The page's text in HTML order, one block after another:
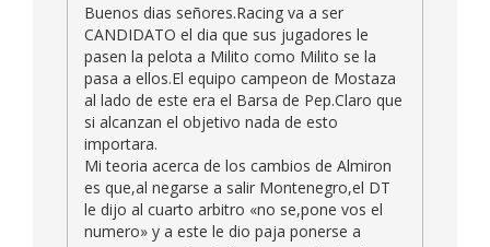
Buenos dias señores.Racing va a ser
CANDIDATO el dia que sus jugadores le
pasen la pelota a Milito como Milito se la
pasa a ellos.El equipo campeon de Mostaza
al lado de este era el Barsa de Pep.Claro que
si alcanzan el objetivo nada de esto
importara.
Mi teoria acerca de los cambios de Almiron
es que,al negarse a salir Montenegro,el DT
le dijo al cuarto arbitro «no se,pone vos el
numero» y a este le dio paja ponerse a